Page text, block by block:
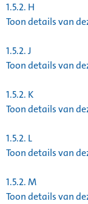
1.5.2. H
Toon details van
1.5.2.J
Toon details van
1.5.2. K
Toon details van
1.5.2. L
Toon details van
1.5.2.M
Toon details van